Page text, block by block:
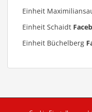
Einheit
Einheit Schaidt
Einheit Büchelberg